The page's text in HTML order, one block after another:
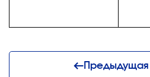
Предыдущая